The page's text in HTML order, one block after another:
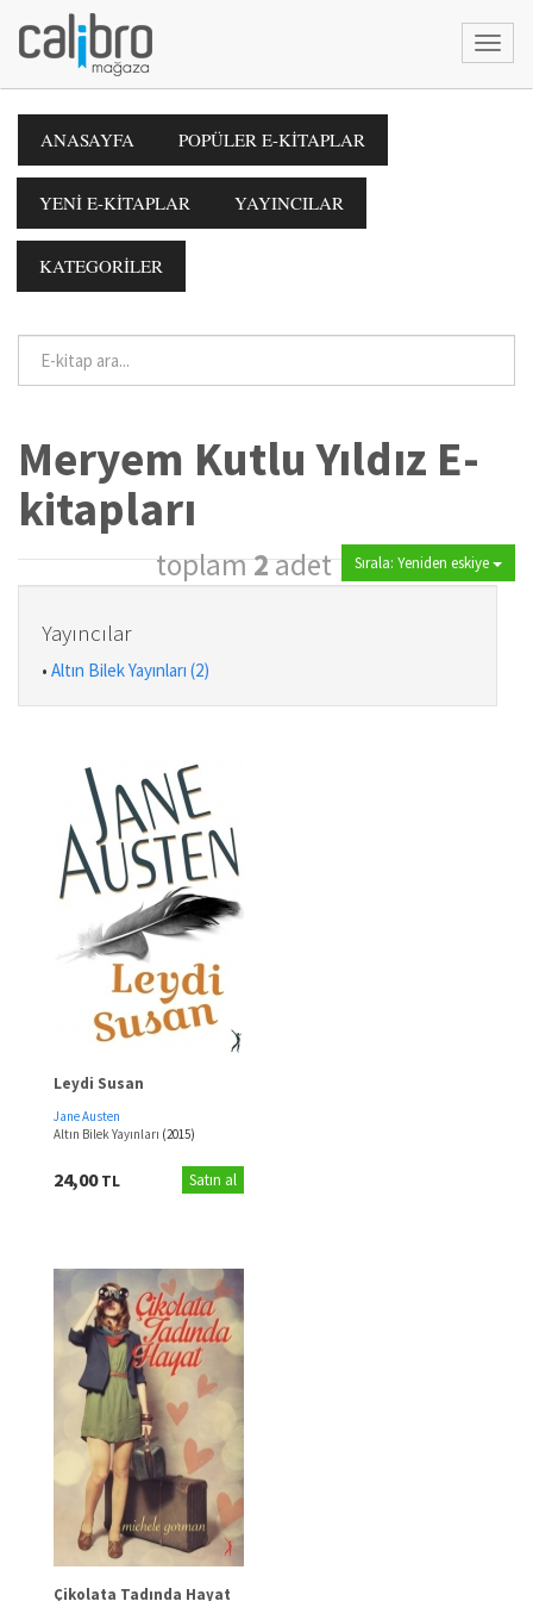
ANASAYFA POPÜLER E-KİTAPLAR
YENİ E-KİTAPLAR YAYINCILAR
KATEGORİLER
Meryem Kutlu Yıldız E-
kitapları
toplam2adet Sırala: Yeniden eskiye
Yayıncılar
• Altın Bilek Yayınları (2)
Leydi Susan
Jane Austen
Altın Bilek Yayınları (2015)
24,00TL Satın al
Çikolata Tadında Hayat